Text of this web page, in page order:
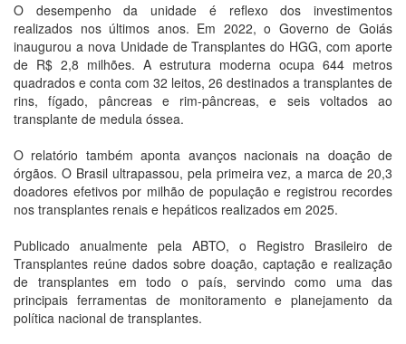
O desempenho da unidade é reflexo dos investimentos
realizados nos últimos anos. Em 2022, o Governo de Goiás
inaugurou a nova Unidade de Transplantes do HGG, com aporte
de R$ 2,8 milhões. A estrutura moderna ocupa 644 metros
quadrados e conta com 32 leitos, 26 destinados a transplantes de
rins, fígado, pâncreas e rim-pâncreas, e seis voltados ao
transplante de medula óssea.
O relatório também aponta avanços nacionais na doação de
órgãos. O Brasil ultrapassou, pela primeira vez, a marca de 20,3
doadores efetivos por milhão de população e registrou recordes
nos transplantes renais e hepáticos realizados em 2025.
Publicado anualmente pela ABTO, o Registro Brasileiro de
Transplantes reúne dados sobre doação, captação e realização
de transplantes em todo o país, servindo como uma das
principais ferramentas de monitoramento e planejamento da
política nacional de transplantes.